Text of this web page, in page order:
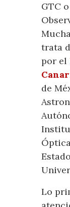
GTC
trata
por el
de
Lo